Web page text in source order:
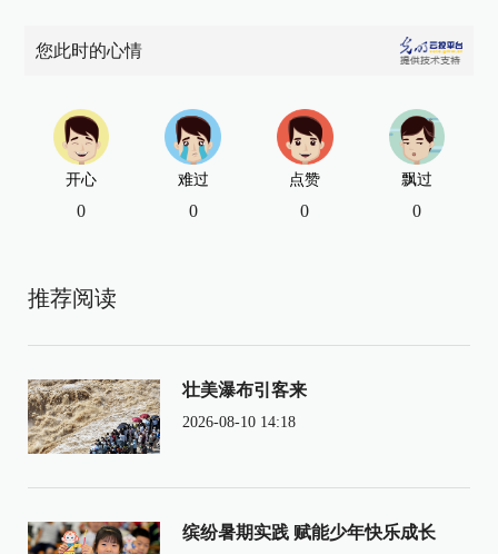
您此时的心情
开心
0
难过
0
点赞
0
飘过
0
推荐阅读
壮美瀑布引客来
2026-08-10 14:18
缤纷暑期实践 赋能少年快乐成长